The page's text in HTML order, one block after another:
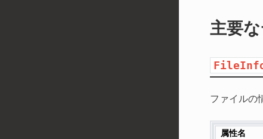
主要
ファイルの
属性名